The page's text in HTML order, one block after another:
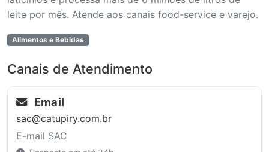
leite por mês. Atende aos canais food-service e varejo.
Alimentos e Bebidas
Canais de Atendimento
Email
sac@catupiry.com.br
E-mail SAC